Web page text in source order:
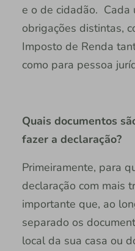
e o de cidadão. Cada
obrigações distintas,
Imposto de Renda
como para pessoa
Quais documentos
fazer a declaração?
Primeiramente, para
declaração com mais
importante que, ao
separado os
local da sua casa ou